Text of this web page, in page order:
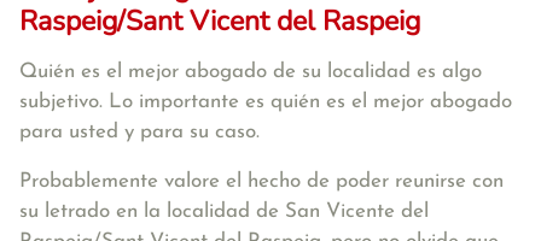
Raspeig/Sant Vicent del Raspeig
Quién es el mejor abogado de su localidad es algo
subjetivo. Lo importante es quién es el mejor abogado
para usted y para su caso.
Probablemente valore el hecho de poder reunirse con
su letrado en la localidad de San Vicente del